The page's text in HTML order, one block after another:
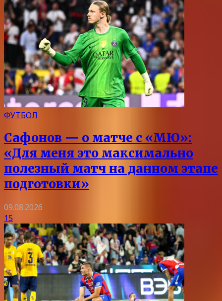
ФУТБОЛ
Сафонов — о матче с «МЮ»:
«Для меня это максимально
полезный матч на данном этапе
подготовки»
09.08.2026
15